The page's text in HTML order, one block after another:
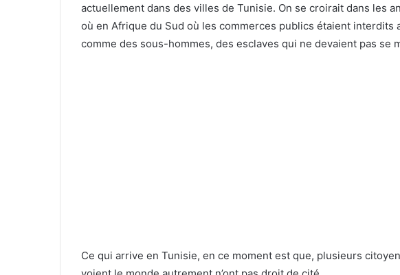
actuellement dans des villes de Tunisie. On se croirait dans les
où en Afrique du Sud où les commerces publics étaient interdits
comme des sous-hommes, des esclaves qui ne devaient pas se
Ce qui arrive en Tunisie, en ce moment est que, plusieurs